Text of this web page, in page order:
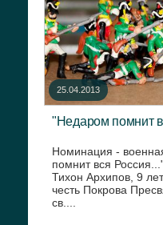
25.04.2013
"Недаром помнит
Номинация -
помнит вся
Тихон Архипов, 9
честь Покрова
св....